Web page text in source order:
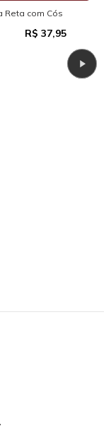
Reta com Cós
R$ 37,95